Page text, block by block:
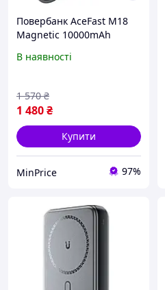
Повербанк AceFast M18
Magnetic 10000mAh
бездротовою зарядкою
C Black
В наявності
1 480₴
1 570 ₴
Купити
MinPrice 97%